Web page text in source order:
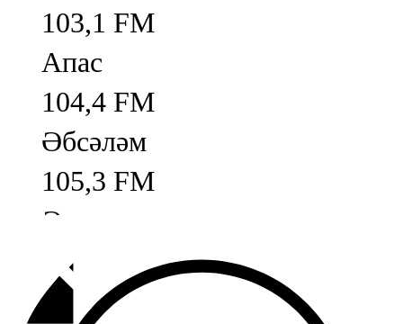
103,1 FM
Апас
104,4 FM
Әбсәләм
105,3 FM
Әлмәт
92,9 FM
Базарлы матак